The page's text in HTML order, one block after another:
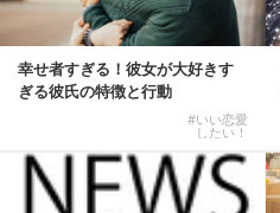
幸せ者すぎる！彼女が大好きす
ぎる彼氏の特徴と行動
#いい恋愛
したい！